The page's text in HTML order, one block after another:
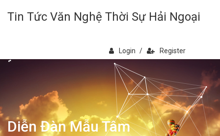
Tin Tức Văn Nghệ Thời Sự Hải Ngoại
Login / Register
Diễn Đàn Mẫu Tâm